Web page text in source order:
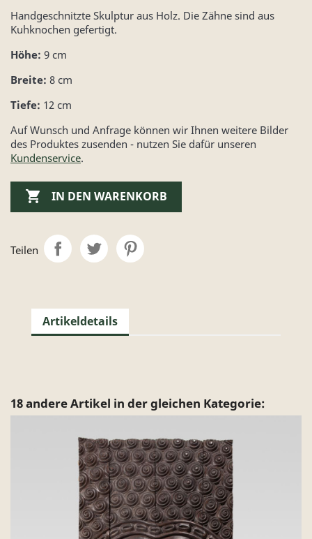
Handgeschnitzte Skulptur aus Holz. Die Zähne sind aus
Kuhknochen gefertigt.
Höhe: 9 cm
Breite: 8 cm
Tiefe: 12 cm
Auf Wunsch und Anfrage können wir Ihnen weitere Bilder
des Produktes zusenden - nutzen Sie dafür unseren
Kundenservice.
 IN DEN WARENKORB
Teilen
Artikeldetails
18 andere Artikel in der gleichen Kategorie: